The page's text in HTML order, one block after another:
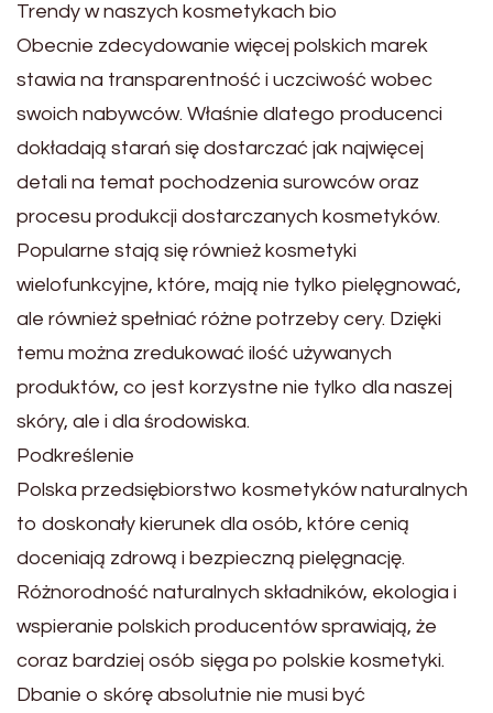
Trendy w naszych kosmetykach bio
Obecnie zdecydowanie więcej polskich marek
stawia na transparentność i uczciwość wobec
swoich nabywców. Właśnie dlatego producenci
dokładają starań się dostarczać jak najwięcej
detali na temat pochodzenia surowców oraz
procesu produkcji dostarczanych kosmetyków.
Popularne stają się również kosmetyki
wielofunkcyjne, które, mają nie tylko pielęgnować,
ale również spełniać różne potrzeby cery. Dzięki
temu można zredukować ilość używanych
produktów, co jest korzystne nie tylko dla naszej
skóry, ale i dla środowiska.
Podkreślenie
Polska przedsiębiorstwo kosmetyków naturalnych
to doskonały kierunek dla osób, które cenią
doceniają zdrową i bezpieczną pielęgnację.
Różnorodność naturalnych składników, ekologia i
wspieranie polskich producentów sprawiają, że
coraz bardziej osób sięga po polskie kosmetyki.
Dbanie o skórę absolutnie nie musi być